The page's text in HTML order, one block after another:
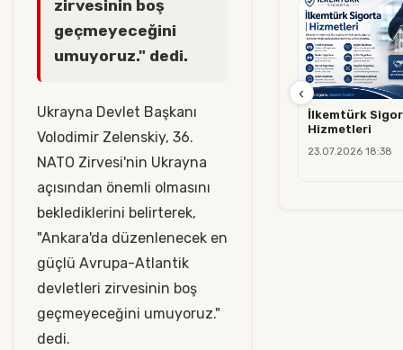
zirvesinin boş
geçmeyeceğini
umuyoruz." dedi.
Ukrayna Devlet Başkanı
Volodimir Zelenskiy, 36.⁠
⁠NATO Zirvesi'nin Ukrayna
açısından önemli olmasını
beklediklerini belirterek,
"Ankara'da düzenlenecek en
güçlü Avrupa-Atlantik
devletleri zirvesinin boş
geçmeyeceğini umuyoruz."
dedi.
İlkemtürk
Hizmetleri
23.07.2026 18:38
‹